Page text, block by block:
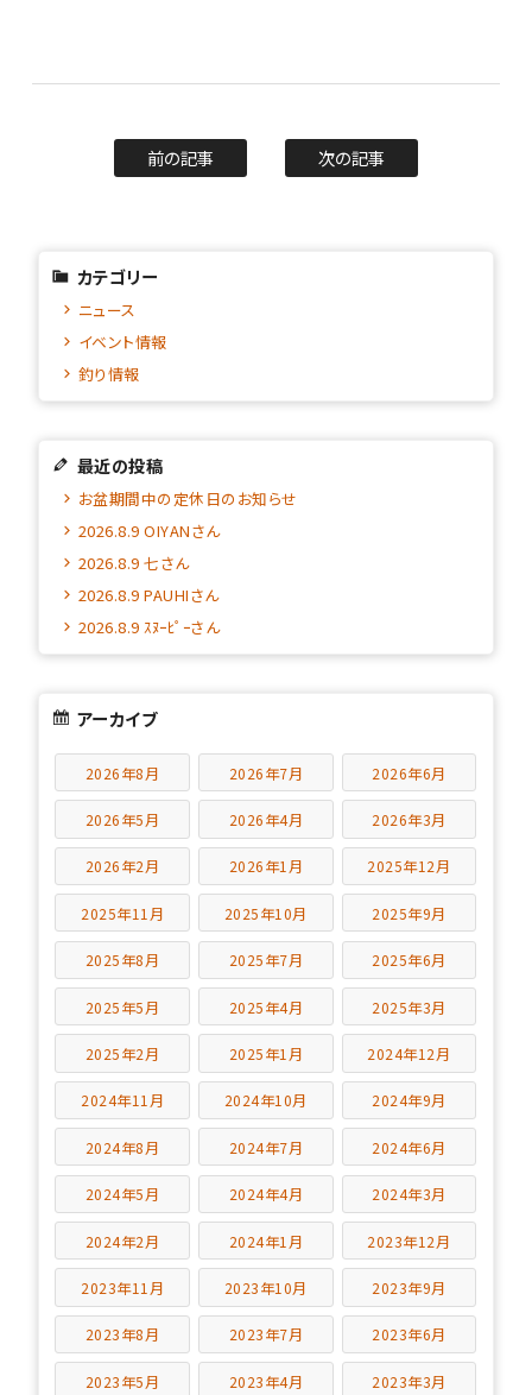
前の記事 次の記事
カテゴリー
ニュース
イベント情報
釣り情報
最近の投稿
お盆期間中の定休日のお知らせ
2026.8.9 OIYANさん
2026.8.9 七さん
2026.8.9 PAUHIさん
2026.8.9 ｽﾇｰﾋﾟｰさん
アーカイブ
2026年8月 2026年7月 2026年6月
2026年5月 2026年4月 2026年3月
2026年2月 2026年1月 2025年12月
2025年11月 2025年10月 2025年9月
2025年8月 2025年7月 2025年6月
2025年5月 2025年4月 2025年3月
2025年2月 2025年1月 2024年12月
2024年11月 2024年10月 2024年9月
2024年8月 2024年7月 2024年6月
2024年5月 2024年4月 2024年3月
2024年2月 2024年1月 2023年12月
2023年11月 2023年10月 2023年9月
2023年8月 2023年7月 2023年6月
2023年5月 2023年4月 2023年3月